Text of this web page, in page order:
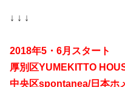
↓ ↓ ↓
2018年5・6月スタート
厚別区YUMEKITTO
中央区spontanea/日本ホ